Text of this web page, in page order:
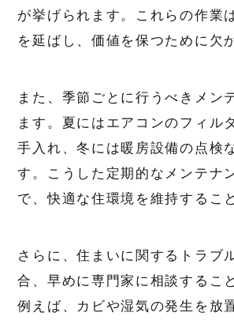
が挙げられます。これらの作業
を延ばし、価値を保つために欠
また、季節ごとに行うべきメン
ます。夏にはエアコンのフィル
手入れ、冬には暖房設備の点検
す。こうした定期的なメンテナ
で、快適な住環境を維持するこ
さらに、住まいに関するトラブ
合、早めに専門家に相談するこ
例えば、カビや湿気の発生を放